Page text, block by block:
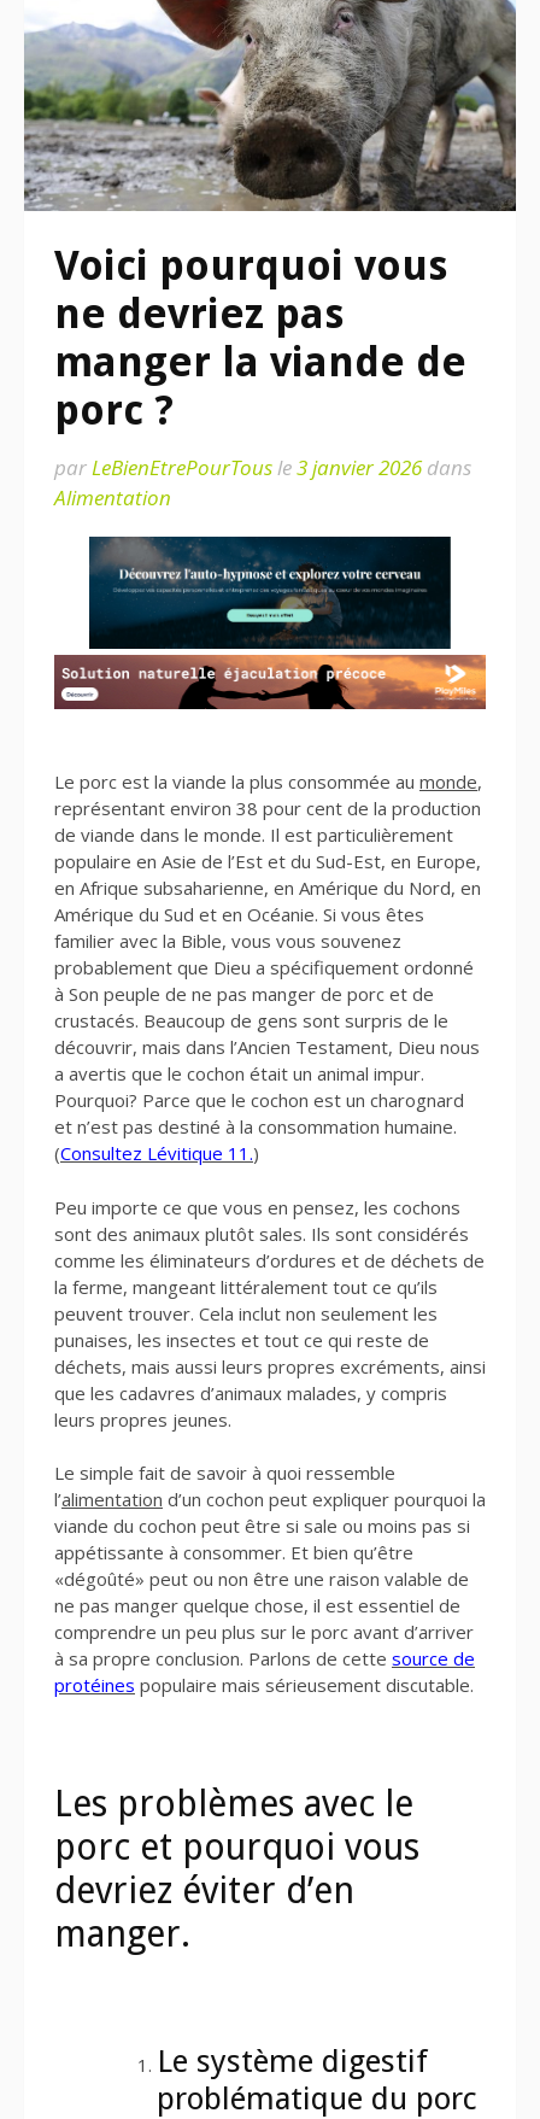
Voici pourquoi vous
ne devriez pas
manger la viande de
porc ?
parLeBienEtrePourTousle3 janvier 2026dans
Alimentation
Le porc est la viande la plus consommée au monde,
représentant environ 38 pour cent de la production
de viande dans le monde. Il est particulièrement
populaire en Asie de l’Est et du Sud-Est, en Europe,
en Afrique subsaharienne, en Amérique du Nord, en
Amérique du Sud et en Océanie. Si vous êtes
familier avec la Bible, vous vous souvenez
probablement que Dieu a spécifiquement ordonné
à Son peuple de ne pas manger de porc et de
crustacés. Beaucoup de gens sont surpris de le
découvrir, mais dans l’Ancien Testament, Dieu nous
a avertis que le cochon était un animal impur.
Pourquoi? Parce que le cochon est un charognard
et n’est pas destiné à la consommation humaine.
(Consultez Lévitique 11.)
Peu importe ce que vous en pensez, les cochons
sont des animaux plutôt sales. Ils sont considérés
comme les éliminateurs d’ordures et de déchets de
la ferme, mangeant littéralement tout ce qu’ils
peuvent trouver. Cela inclut non seulement les
punaises, les insectes et tout ce qui reste de
déchets, mais aussi leurs propres excréments, ainsi
que les cadavres d’animaux malades, y compris
leurs propres jeunes.
Le simple fait de savoir à quoi ressemble
l’alimentation d’un cochon peut expliquer pourquoi la
viande du cochon peut être si sale ou moins pas si
appétissante à consommer. Et bien qu’être
«dégoûté» peut ou non être une raison valable de
ne pas manger quelque chose, il est essentiel de
comprendre un peu plus sur le porc avant d’arriver
à sa propre conclusion. Parlons de cette source de
protéines populaire mais sérieusement discutable.
Les problèmes avec le
porc et pourquoi vous
devriez éviter d’en
manger.
Le système digestif
problématique du porc